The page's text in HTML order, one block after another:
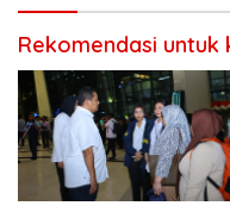
Rekomendasi untuk